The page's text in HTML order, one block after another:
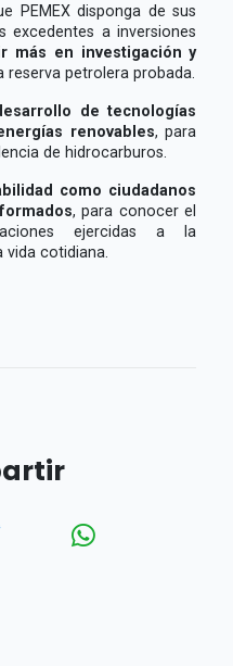
PEMEX disponga de sus
excedentes a inversiones
más en investigación y
reserva petrolera probada.
de tecnologías
renovables, para
de hidrocarburos.
como ciudadanos
, para conocer el
ejercidas a la
cotidiana.